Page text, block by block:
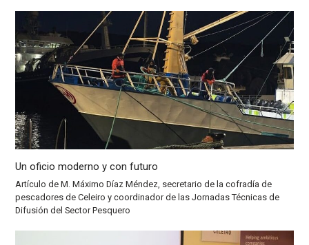
Un oficio moderno y con futuro
Artículo de M. Máximo Díaz Méndez, secretario de la cofradía de
pescadores de Celeiro y coordinador de las Jornadas Técnicas de
Difusión del Sector Pesquero